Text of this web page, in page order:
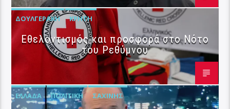
ΔΟΥΛΓΕΡΆΚΗ ΚΡΉΤΗ
Εθελοντισμός και προσφορά στο Νότο
του Ρεθύμνου
ΕΛΛΆΔΑ ΠΟΛΙΤΙΚΉ ΣΑΧΊΝΗΣ